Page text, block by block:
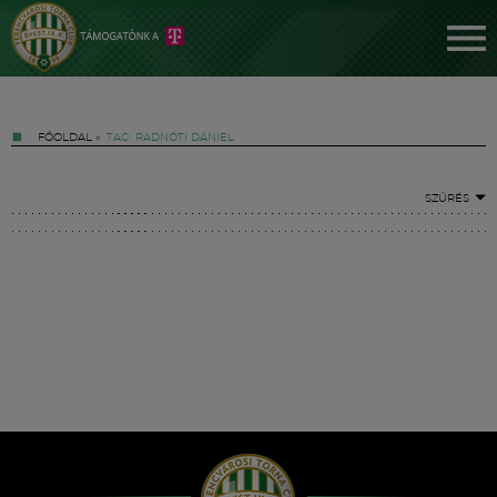
FŐOLDAL » TAG: RADNÓTI DÁNIEL
SZŰRÉS
Hírek